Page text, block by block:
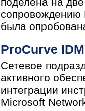
сопровождению
была
ProCurve
Сетевое
активного
интеграции
Microsoft